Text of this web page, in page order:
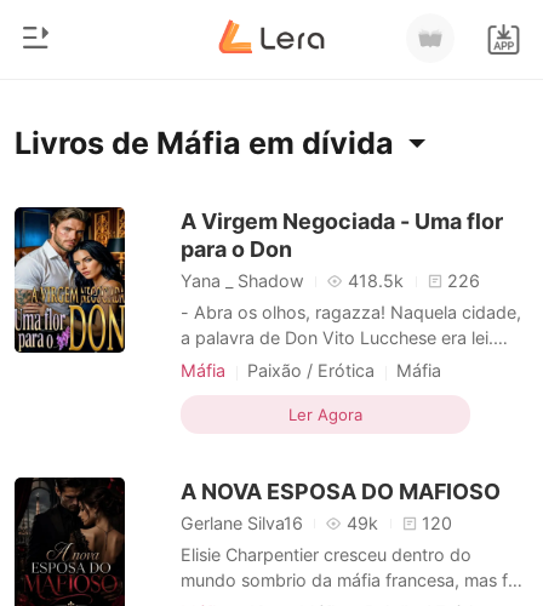
Histórico
Sair
Baixar App
Início
Moderno
Lobisomem
Contos
Ranking
Contos Curtos
Livros de Máfia em dívida
A Virgem Negociada - Uma flor
para o Don
Yana _ Shadow 418.5k
226
- Abra os olhos, ragazza! Naquela cidade,
a palavra de Don Vito Lucchese era lei.
Entregue como pagamento de uma dívida,
homem vinte anos mais velho - um mafioso
marcado por cicatrizes, traumas e uma
permitiria que home
Máfia Paixão / Erótica
Máfia
Amor proibido
Diferença de Idade
Protagonista feminina
Bebê
Amor a primeira vista
Gangsters
Máfia em dívida
Ler Agora
A NOVA ESPOSA DO MAFIOSO
Gerlane Silva16 49k
120
Elisie Charpentier cresceu dentro do
mundo sombrio da máfia francesa, mas foi